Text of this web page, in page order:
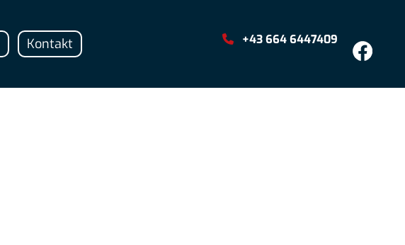
Kontakt  +43 664 6447409